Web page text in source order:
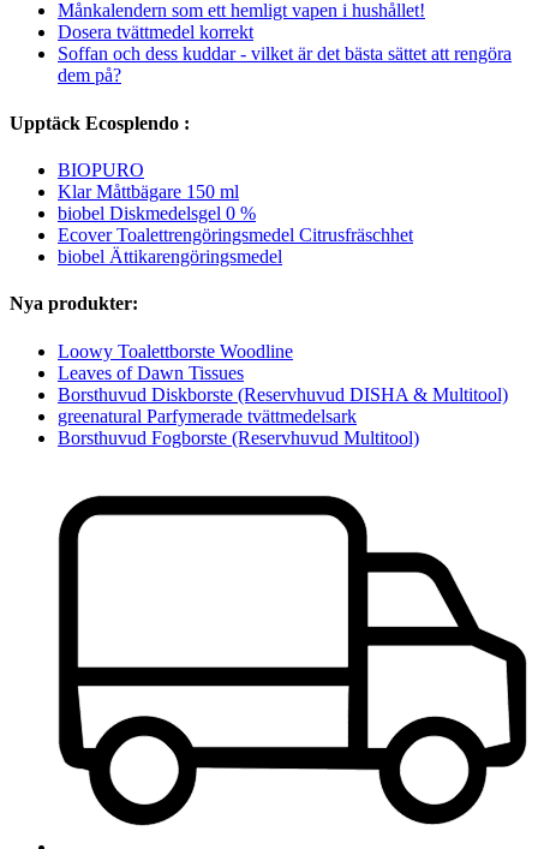
Månkalendern som ett hemligt vapen i hushållet!
Dosera tvättmedel korrekt
Soffan och dess kuddar - vilket är det bästa sättet att rengöra
dem på?
Upptäck Ecosplendo :
BIOPURO
Klar Måttbägare 150 ml
biobel Diskmedelsgel 0 %
Ecover Toalettrengöringsmedel Citrusfräschhet
biobel Ättikarengöringsmedel
Nya produkter:
Loowy Toalettborste Woodline
Leaves of Dawn Tissues
Borsthuvud Diskborste (Reservhuvud DISHA & Multitool)
greenatural Parfymerade tvättmedelsark
Borsthuvud Fogborste (Reservhuvud Multitool)